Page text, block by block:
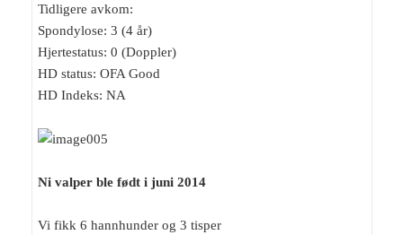
Tidligere avkom:
Spondylose: 3 (4 år)
Hjertestatus: 0 (Doppler)
HD status: OFA Good
HD Indeks: NA
Ni valper ble født i juni 2014
Vi fikk 6 hannhunder og 3 tisper